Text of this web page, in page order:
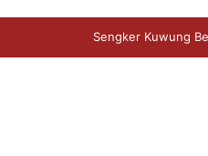
Sengker Kuwung